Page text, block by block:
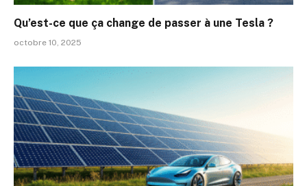
Qu’est-ce que ça change de passer à une Tesla ?
octobre 10, 2025